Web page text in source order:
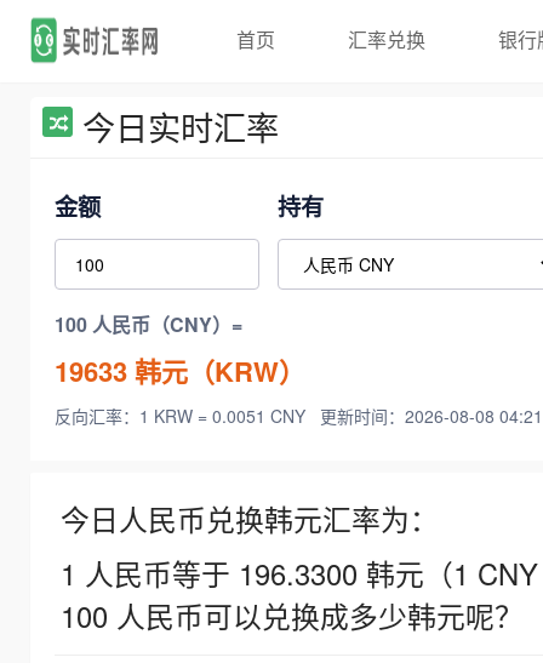
首页 汇率兑换 银行
今日实时汇率
金额 持有
100 人民币（CNY）=
19633韩元（KRW）
反向汇率：1 KRW = 0.0051 CNY 更新时间：2026-08-08
今日人民币兑换韩元汇率为：
1 人民币等于 196.3300 韩元（1
100 人民币可以兑换成多少韩元呢？